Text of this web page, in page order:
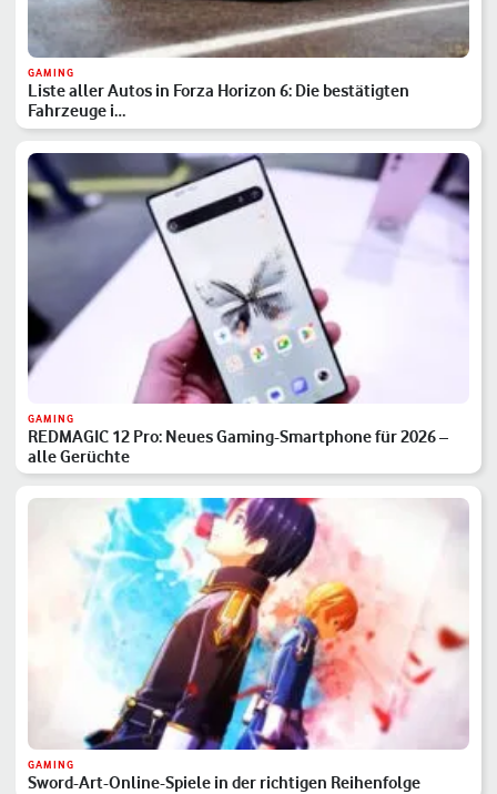
GAMING
Liste aller Autos in Forza Horizon 6: Die bestätigten
Fahrzeuge i…
GAMING
REDMAGIC 12 Pro: Neues Gaming-Smartphone für 2026 –
alle Gerüchte
GAMING
Sword-Art-Online-Spiele in der richtigen Reihenfolge